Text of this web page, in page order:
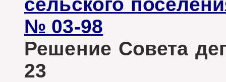
№ 03-98
Решение Совета
23